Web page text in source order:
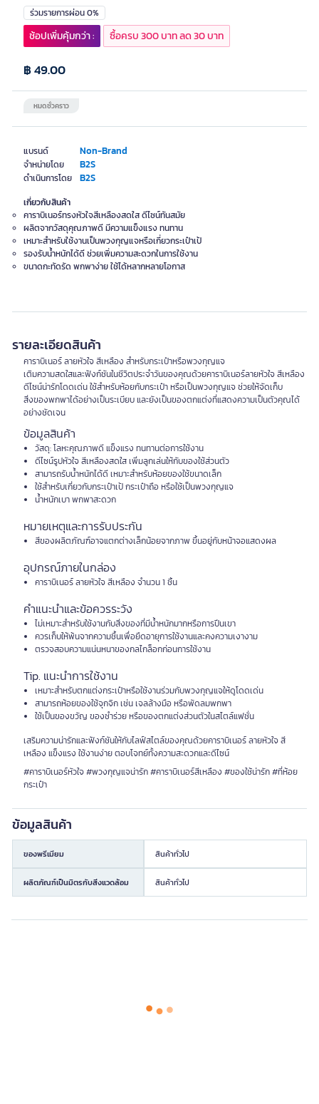
แบรนด์ Non-Brand
จำหน่ายโดย B2S
ดำเนินการโดย B2S
ร่วมรายการผ่อน 0%
หมดชั่วคราว
฿ 49.00
ช้อปเพิ่มคุ้มกว่า : ซื้อครบ 300 บาท ลด 30 บาท
เกี่ยวกับสินค้า
คาราบิเนอร์ทรงหัวใจสีเหลืองสดใส ดีไซน์ทันสมัย
ผลิตจากวัสดุคุณภาพดี มีความแข็งแรง ทนทาน
เหมาะสำหรับใช้งานเป็นพวงกุญแจหรือเกี่ยวกระเป๋าเป้
รองรับน้ำหนักได้ดี ช่วยเพิ่มความสะดวกในการใช้งาน
ขนาดกะทัดรัด พกพาง่าย ใช้ได้หลากหลายโอกาส
รายละเอียดสินค้า
คาราบิเนอร์ ลายหัวใจ สีเหลือง สำหรับกระเป๋าหรือพวงกุญแจ
เติมความสดใสและฟังก์ชันในชีวิตประจำวันของคุณด้วยคาราบิเนอร์ลายหัวใจ สีเหลือง
ดีไซน์น่ารักโดดเด่น ใช้สำหรับห้อยกับกระเป๋า หรือเป็นพวงกุญแจ ช่วยให้จัดเก็บ
สิ่งของพกพาได้อย่างเป็นระเบียบ และยังเป็นของตกแต่งที่แสดงความเป็นตัวคุณได้
อย่างชัดเจน
ข้อมูลสินค้า
วัสดุ: โลหะคุณภาพดี แข็งแรง ทนทานต่อการใช้งาน
ดีไซน์รูปหัวใจ สีเหลืองสดใส เพิ่มลูกเล่นให้กับของใช้ส่วนตัว
สามารถรับน้ำหนักได้ดี เหมาะสำหรับห้อยของใช้ขนาดเล็ก
ใช้สำหรับเกี่ยวกับกระเป๋าเป้ กระเป๋าถือ หรือใช้เป็นพวงกุญแจ
น้ำหนักเบา พกพาสะดวก
หมายเหตุและการรับประกัน
สีของผลิตภัณฑ์อาจแตกต่างเล็กน้อยจากภาพ ขึ้นอยู่กับหน้าจอแสดงผล
อุปกรณ์ภายในกล่อง
คาราบิเนอร์ ลายหัวใจ สีเหลือง จำนวน 1 ชิ้น
คำแนะนำและข้อควรระวัง
ไม่เหมาะสำหรับใช้งานกับสิ่งของที่มีน้ำหนักมากหรือการปีนเขา
ควรเก็บให้พ้นจากความชื้นเพื่อยืดอายุการใช้งานและคงความเงางาม
ตรวจสอบความแน่นหนาของกลไกล็อกก่อนการใช้งาน
Tip. แนะนำการใช้งาน
เหมาะสำหรับตกแต่งกระเป๋าหรือใช้งานร่วมกับพวงกุญแจให้ดูโดดเด่น
สามารถห้อยของใช้จุกจิก เช่น เจลล้างมือ หรือพัดลมพกพา
ใช้เป็นของขวัญ ของชำร่วย หรือของตกแต่งส่วนตัวในสไตล์แฟชั่น
เสริมความน่ารักและฟังก์ชันให้กับไลฟ์สไตล์ของคุณด้วยคาราบิเนอร์ ลายหัวใจ สี
เหลือง แข็งแรง ใช้งานง่าย ตอบโจทย์ทั้งความสะดวกและดีไซน์
#คาราบิเนอร์หัวใจ #พวงกุญแจน่ารัก #คาราบิเนอร์สีเหลือง #ของใช้น่ารัก #ที่ห้อย
กระเป๋า
ข้อมูลสินค้า
ของพรีเมียม สินค้าทั่วไป
ผลิตภัณฑ์เป็นมิตรกับสิ่งแวดล้อม สินค้าทั่วไป